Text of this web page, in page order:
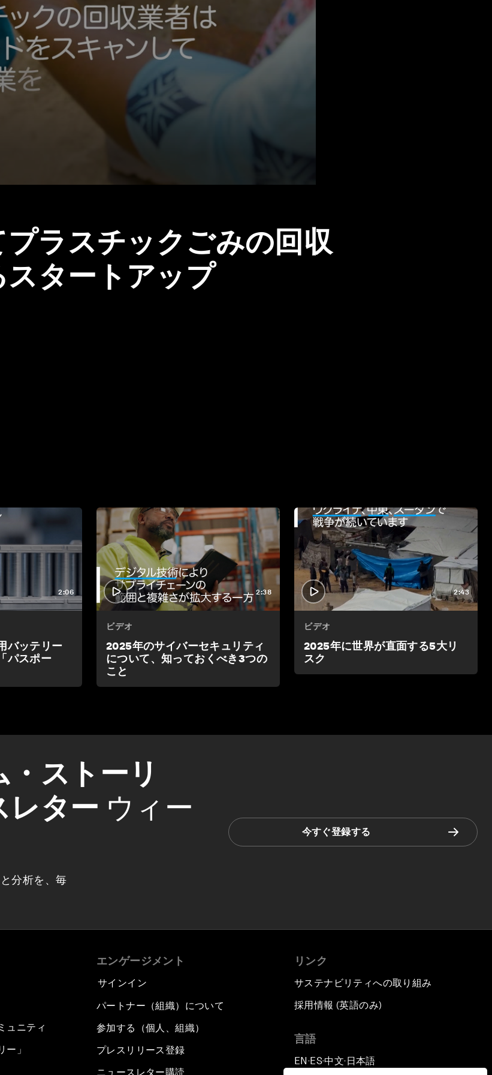
ラスチックごみの回収
タートアップ
2:06
バッテリー
パスポー
2:38
ビデオ
2025年のサイバーセキュリティ
について、知っておくべき3つの
こと
2:43
ビデオ
2025年に世界が直面する5大リ
スク
・ストーリ
レター ウィー
分析を、毎
今すぐ登録する
ュニティ
ー」
エンゲージメント
サインイン
パートナー（組織）について
参加する（個人、組織）
プレスリリース登録
ニュースレター購読
リンク
サステナビリティへの取り組み
採用情報 (英語のみ)
言語
EN ▪ES▪中文▪ 日本語